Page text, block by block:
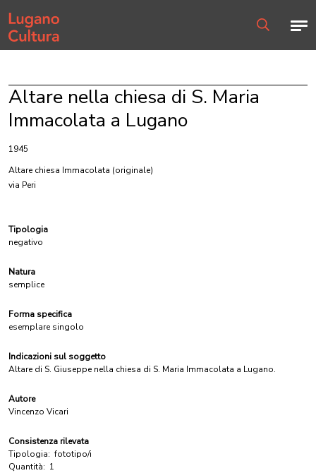
Home page
Altare nella chiesa di S. Maria
Immacolata a Lugano
1945
Altare chiesa Immacolata (originale)
via Peri
Tipologia
negativo
Natura
semplice
Forma specifica
esemplare singolo
Indicazioni sul soggetto
Altare di S. Giuseppe nella chiesa di S. Maria Immacolata a Lugano.
Autore
Vincenzo Vicari
Consistenza rilevata
Tipologia: fototipo/i
Quantità: 1